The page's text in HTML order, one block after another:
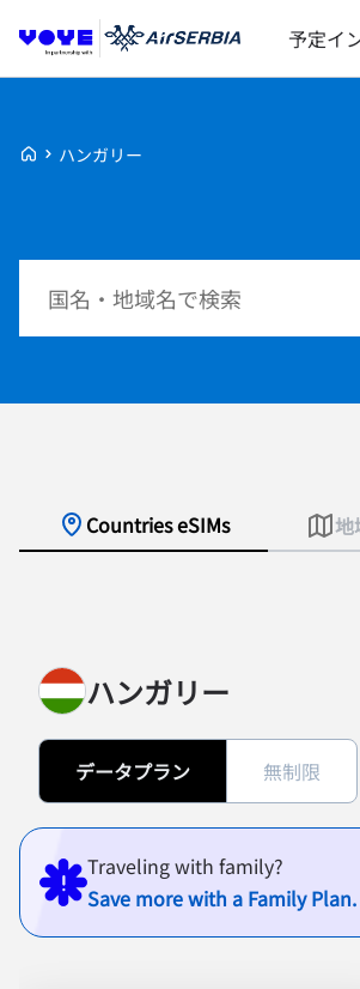
予定イ
Voye Homepage
ハンガリー
Countries eSIMs 地
ハンガリー
データプラン 無制限
Traveling with family?
Save more with a Family Plan.